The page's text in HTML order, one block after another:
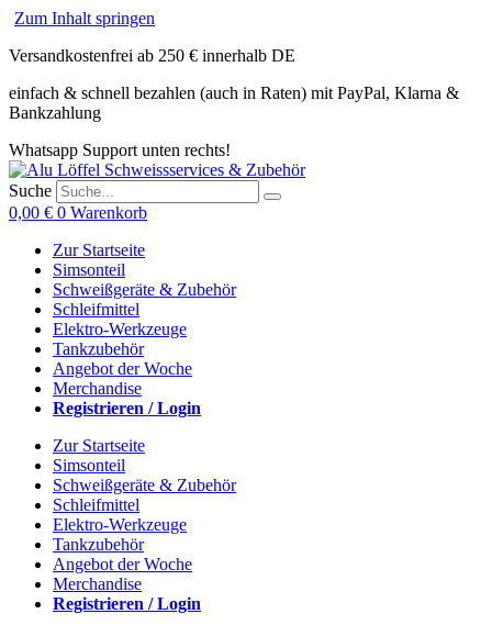
Zum Inhalt springen
Versandkostenfrei ab 250 € innerhalb DE
einfach & schnell bezahlen (auch in Raten) mit PayPal, Klarna &
Bankzahlung
Whatsapp Support unten rechts!
Suche
0,00 € 0 Warenkorb
Zur Startseite
Simsonteil
Schweißgeräte & Zubehör
Schleifmittel
Elektro-Werkzeuge
Tankzubehör
Angebot der Woche
Merchandise
Registrieren / Login
Zur Startseite
Simsonteil
Schweißgeräte & Zubehör
Schleifmittel
Elektro-Werkzeuge
Tankzubehör
Angebot der Woche
Merchandise
Registrieren / Login